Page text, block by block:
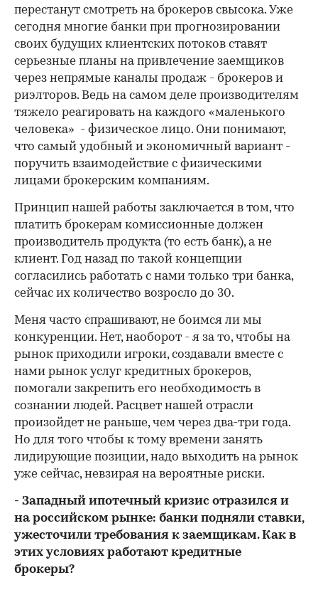
перестанут смотреть на брокеров свысока. Уже
сегодня многие банки при прогнозировании
своих будущих клиентских потоков ставят
серьезные планы на привлечение заемщиков
через непрямые каналы продаж - брокеров и
риэлторов. Ведь на самом деле производителям
тяжело реагировать на каждого «маленького
человека» - физическое лицо. Они понимают,
что самый удобный и экономичный вариант -
поручить взаимодействие с физическими
лицами брокерским компаниям.
Принцип нашей работы заключается в том, что
платить брокерам комиссионные должен
производитель продукта (то есть банк), а не
клиент. Год назад по такой концепции
согласились работать с нами только три банка,
сейчас их количество возросло до 30.
Меня часто спрашивают, не боимся ли мы
конкуренции. Нет, наоборот - я за то, чтобы на
рынок приходили игроки, создавали вместе с
нами рынок услуг кредитных брокеров,
помогали закрепить его необходимость в
сознании людей. Расцвет нашей отрасли
произойдет не раньше, чем через два-три года.
Но для того чтобы к тому времени занять
лидирующие позиции, надо выходить на рынок
уже сейчас, невзирая на вероятные риски.
- Западный ипотечный кризис отразился и
на российском рынке: банки подняли ставки,
ужесточили требования к заемщикам. Как в
этих условиях работают кредитные
брокеры?